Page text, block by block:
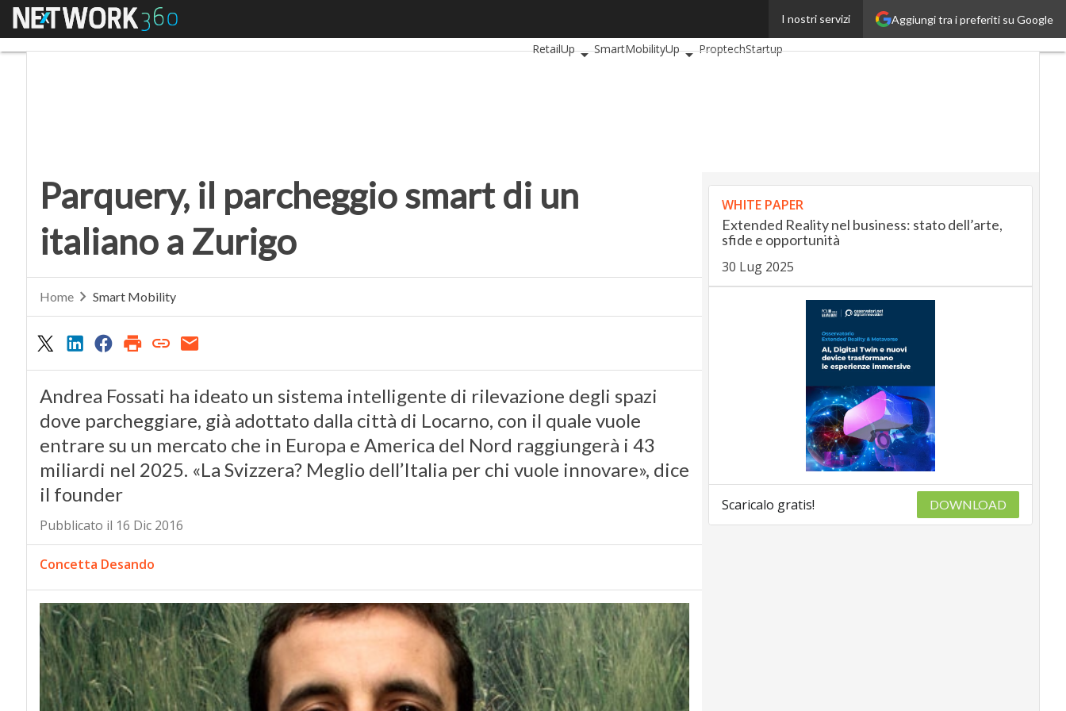
Aggiungi tra i preferiti su Google
I nostri servizi
Menu
InsuranceUp
RetailUp
SmartMobilityUp ProptechStartup
Parquery, il parcheggio smart di un
italiano a Zurigo
Home Smart Mobility
Andrea Fossati ha ideato un sistema intelligente di rilevazione degli spazi
dove parcheggiare, già adottato dalla città di Locarno, con il quale vuole
entrare su un mercato che in Europa e America del Nord raggiungerà i 43
miliardi nel 2025. «La Svizzera? Meglio dell’Italia per chi vuole innovare», dice
il founder
Pubblicato il 16 Dic 2016
Concetta Desando
WHITE PAPER
Extended Reality nel business: stato dell’arte,
sfide e opportunità
30 Lug 2025
Scaricalo gratis! DOWNLOAD